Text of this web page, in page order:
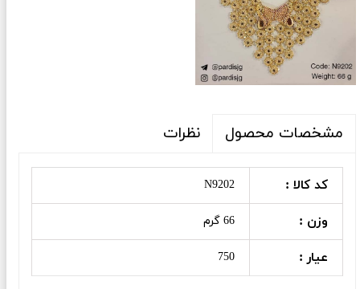
مشخصات محصول نظرات
کد کالا : N9202
وزن : 66 گرم
عیار : 750